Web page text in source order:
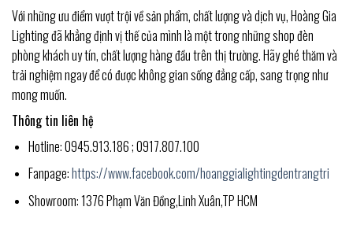
Với những ưu điểm vượt trội về sản phẩm, chất lượng và dịch vụ, Hoàng Gia
Lighting đã khẳng định vị thế của mình là một trong những shop đèn
phòng khách uy tín, chất lượng hàng đầu trên thị trường. Hãy ghé thăm và
trải nghiệm ngay để có được không gian sống đẳng cấp, sang trọng như
mong muốn.
Thông tin liên hệ
Hotline: 0945.913.186 ; 0917.807.100
Fanpage:https://www.facebook.com/hoanggialightingdentrangtri
Showroom: 1376 Phạm Văn Đồng,Linh Xuân,TP HCM